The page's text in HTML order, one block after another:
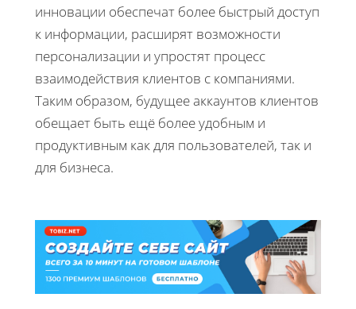
инновации обеспечат более быстрый доступ
к информации, расширят возможности
персонализации и упростят процесс
взаимодействия клиентов с компаниями.
Таким образом, будущее аккаунтов клиентов
обещает быть ещё более удобным и
продуктивным как для пользователей, так и
для бизнеса.